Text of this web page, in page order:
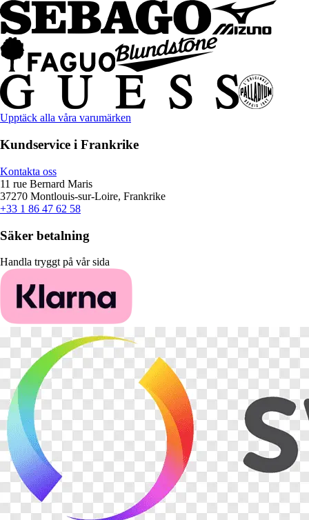
Upptäck alla våra varumärken
Kundservice i Frankrike
Kontakta oss
11 rue Bernard Maris
37270 Montlouis-sur-Loire, Frankrike
+33 1 86 47 62 58
Säker betalning
Handla tryggt på vår sida